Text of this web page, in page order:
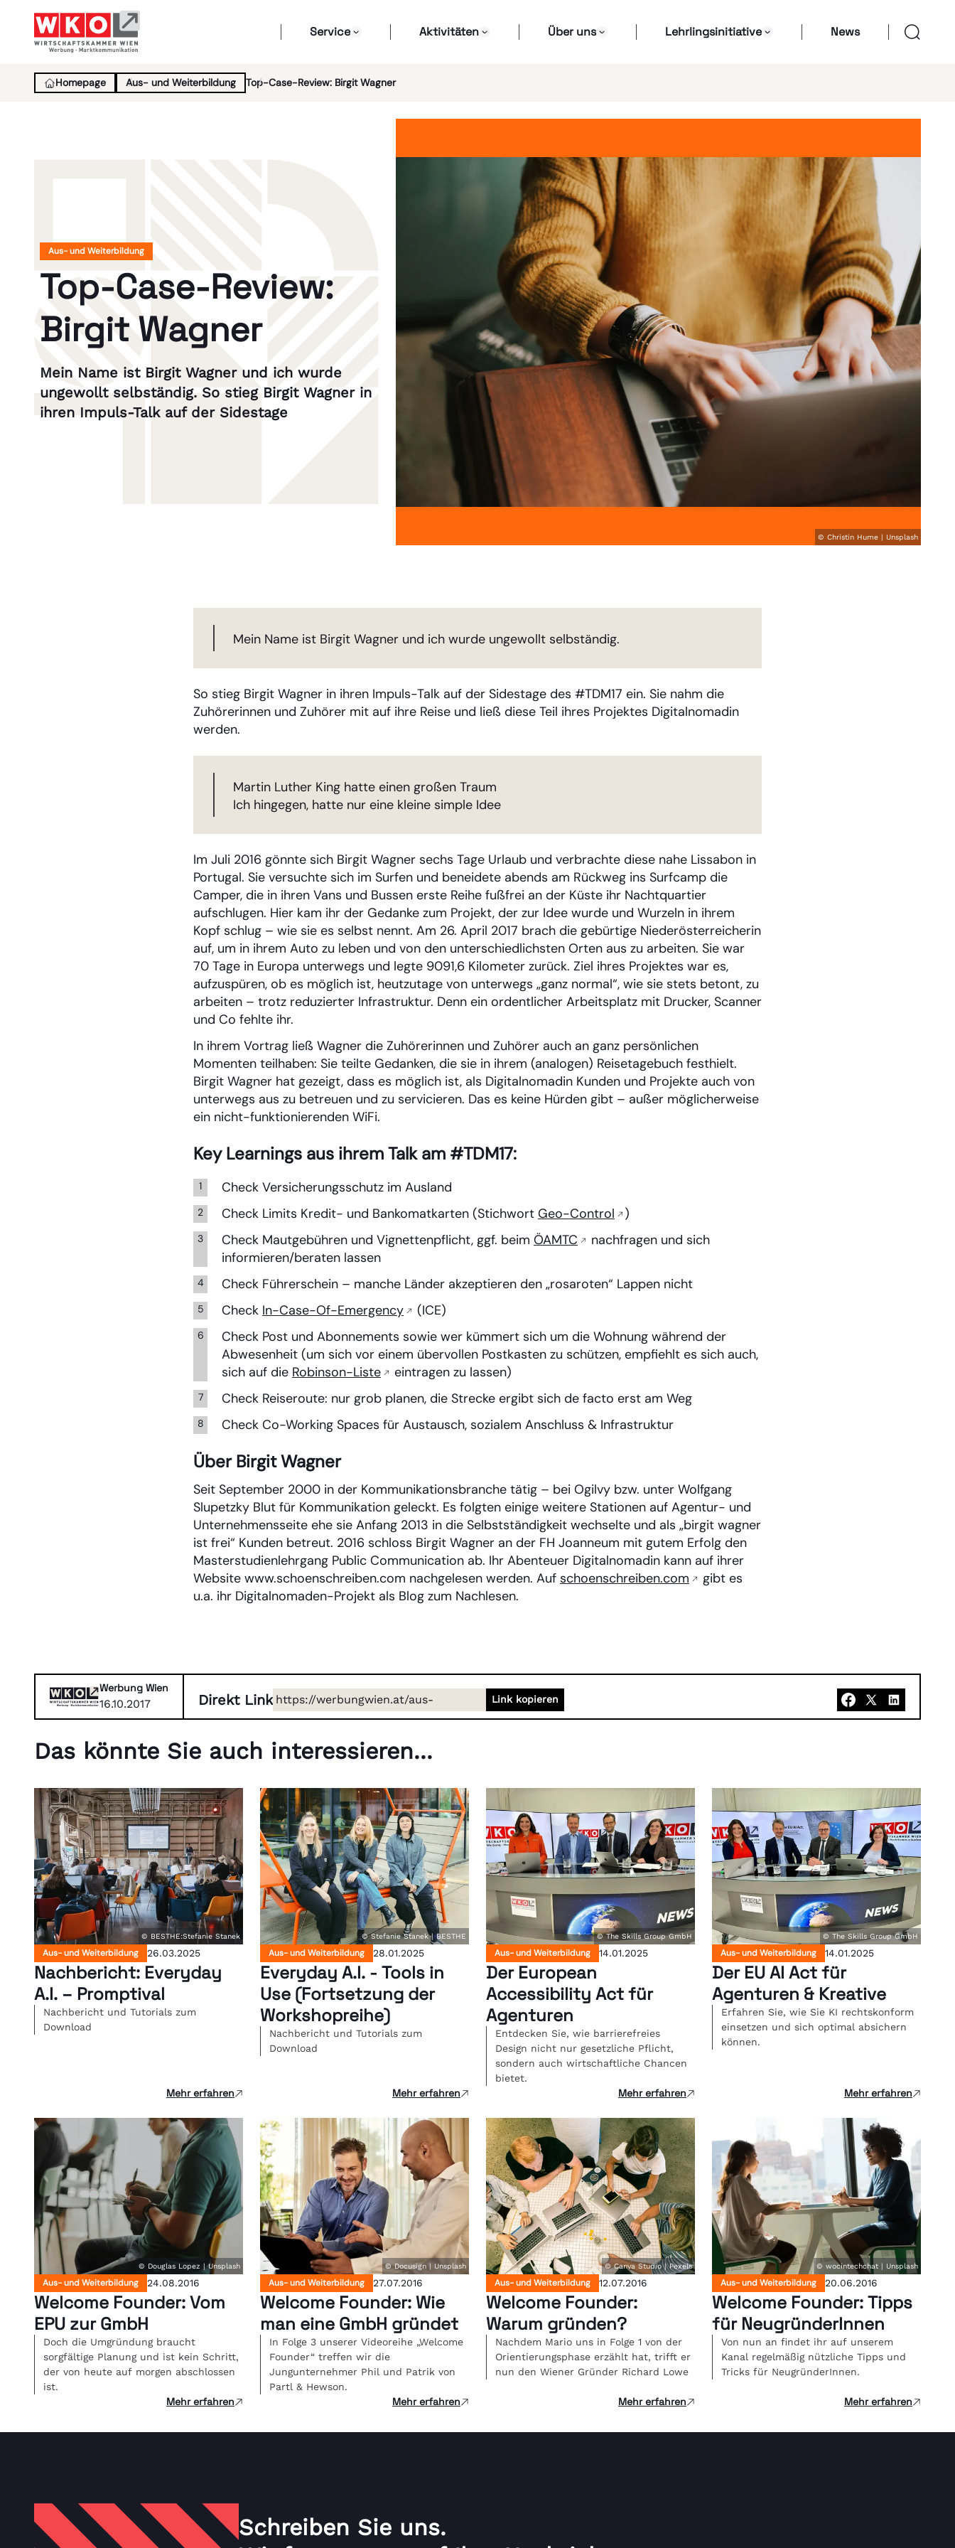
Service Aktivitäten Über uns Lehrlingsinitiative News
Homepage Aus- und Weiterbildung Top-Case-Review: Birgit Wagner
Aus- und Weiterbildung
Top-Case-Review:
Birgit Wagner
Mein Name ist Birgit Wagner und ich wurde
ungewollt selbständig. So stieg Birgit Wagner in
ihren Impuls-Talk auf der Sidestage
© Christin Hume | Unsplash
Mein Name ist Birgit Wagner und ich wurde ungewollt selbständig.
So stieg Birgit Wagner in ihren Impuls-Talk auf der Sidestage des #TDM17 ein. Sie nahm die
Zuhörerinnen und Zuhörer mit auf ihre Reise und ließ diese Teil ihres Projektes Digitalnomadin
werden.
Martin Luther King hatte einen großen Traum
Ich hingegen, hatte nur eine kleine simple Idee
Im Juli 2016 gönnte sich Birgit Wagner sechs Tage Urlaub und verbrachte diese nahe Lissabon in
Portugal. Sie versuchte sich im Surfen und beneidete abends am Rückweg ins Surfcamp die
Camper, die in ihren Vans und Bussen erste Reihe fußfrei an der Küste ihr Nachtquartier
aufschlugen. Hier kam ihr der Gedanke zum Projekt, der zur Idee wurde und Wurzeln in ihrem
Kopf schlug – wie sie es selbst nennt. Am 26. April 2017 brach die gebürtige Niederösterreicherin
auf, um in ihrem Auto zu leben und von den unterschiedlichsten Orten aus zu arbeiten. Sie war
70 Tage in Europa unterwegs und legte 9091,6 Kilometer zurück. Ziel ihres Projektes war es,
aufzuspüren, ob es möglich ist, heutzutage von unterwegs „ganz normal“, wie sie stets betont, zu
arbeiten – trotz reduzierter Infrastruktur. Denn ein ordentlicher Arbeitsplatz mit Drucker, Scanner
und Co fehlte ihr.
In ihrem Vortrag ließ Wagner die Zuhörerinnen und Zuhörer auch an ganz persönlichen
Momenten teilhaben: Sie teilte Gedanken, die sie in ihrem (analogen) Reisetagebuch festhielt.
Birgit Wagner hat gezeigt, dass es möglich ist, als Digitalnomadin Kunden und Projekte auch von
unterwegs aus zu betreuen und zu servicieren. Das es keine Hürden gibt – außer möglicherweise
ein nicht-funktionierenden WiFi.
Key Learnings aus ihrem Talk am #TDM17:
Check Versicherungsschutz im Ausland
Check Limits Kredit- und Bankomatkarten (Stichwort Geo-Control
)
Check Mautgebühren und Vignettenpflicht, ggf. beim ÖAMTC
nachfragen und sich
informieren/beraten lassen
Check Führerschein – manche Länder akzeptieren den „rosaroten“ Lappen nicht
Check In-Case-Of-Emergency
(ICE)
Check Post und Abonnements sowie wer kümmert sich um die Wohnung während der
Abwesenheit (um sich vor einem übervollen Postkasten zu schützen, empfiehlt es sich auch,
sich auf die Robinson-Liste
eintragen zu lassen)
Check Reiseroute: nur grob planen, die Strecke ergibt sich de facto erst am Weg
Check Co-Working Spaces für Austausch, sozialem Anschluss & Infrastruktur
Über Birgit Wagner
Seit September 2000 in der Kommunikationsbranche tätig – bei Ogilvy bzw. unter Wolfgang
Slupetzky Blut für Kommunikation geleckt. Es folgten einige weitere Stationen auf Agentur- und
Unternehmensseite ehe sie Anfang 2013 in die Selbstständigkeit wechselte und als „birgit wagner
ist frei“ Kunden betreut. 2016 schloss Birgit Wagner an der FH Joanneum mit gutem Erfolg den
Masterstudienlehrgang Public Communication ab. Ihr Abenteuer Digitalnomadin kann auf ihrer
Website www.schoenschreiben.com nachgelesen werden. Auf schoenschreiben.com
gibt es
u.a. ihr Digitalnomaden-Projekt als Blog zum Nachlesen.
Werbung Wien
16.10.2017 Direkt Link https://werbungwien.at/aus-
weiterbildung/tdm17topcasereviewbirgitwagner
Link kopieren
Das könnte Sie auch interessieren...
© BESTHE:Stefanie Stanek
Aus- und Weiterbildung 26.03.2025
Nachbericht: Everyday
A.I. – Promptival
Nachbericht und Tutorials zum
Download
Mehr erfahren
© Stefanie Stanek | BESTHE
Aus- und Weiterbildung 28.01.2025
Everyday A.I. - Tools in
Use (Fortsetzung der
Workshopreihe)
Nachbericht und Tutorials zum
Download
Mehr erfahren
© The Skills Group GmbH
Aus- und Weiterbildung 14.01.2025
Der European
Accessibility Act für
Agenturen
Entdecken Sie, wie barrierefreies
Design nicht nur gesetzliche Pflicht,
sondern auch wirtschaftliche Chancen
bietet.
Mehr erfahren
© The Skills Group GmbH
Aus- und Weiterbildung 14.01.2025
Der EU AI Act für
Agenturen & Kreative
Erfahren Sie, wie Sie KI rechtskonform
einsetzen und sich optimal absichern
können.
Mehr erfahren
© Douglas Lopez | Unsplash
Aus- und Weiterbildung 24.08.2016
Welcome Founder: Vom
EPU zur GmbH
Doch die Umgründung braucht
sorgfältige Planung und ist kein Schritt,
der von heute auf morgen abschlossen
ist.
Mehr erfahren
© Docusign | Unsplash
Aus- und Weiterbildung 27.07.2016
Welcome Founder: Wie
man eine GmbH gründet
In Folge 3 unserer Videoreihe „Welcome
Founder“ treffen wir die
Jungunternehmer Phil und Patrik von
Partl & Hewson.
Mehr erfahren
© Canva Studio | Pexels
Aus- und Weiterbildung 12.07.2016
Welcome Founder:
Warum gründen?
Nachdem Mario uns in Folge 1 von der
Orientierungsphase erzählt hat, trifft er
nun den Wiener Gründer Richard Lowe
Mehr erfahren
© wocintechchat | Unsplash
Aus- und Weiterbildung 20.06.2016
Welcome Founder: Tipps
für NeugründerInnen
Von nun an findet ihr auf unserem
Kanal regelmäßig nützliche Tipps und
Tricks für NeugründerInnen.
Mehr erfahren
Schreiben Sie uns.